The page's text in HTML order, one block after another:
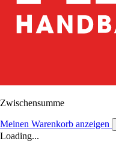
Zwischensumme
Meinen Warenkorb anzeigen
Loading...